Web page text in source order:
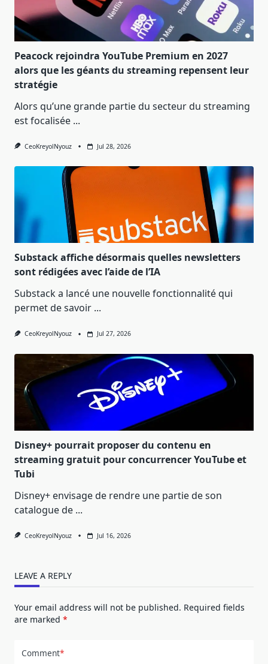
Peacock rejoindra YouTube Premium en 2027
alors que les géants du streaming repensent leur
stratégie
Alors qu’une grande partie du secteur du streaming
est focalisée ...
CeoKreyolNyouz Jul 28, 2026
Substack affiche désormais quelles newsletters
sont rédigées avec l’aide de l’IA
Substack a lancé une nouvelle fonctionnalité qui
permet de savoir ...
CeoKreyolNyouz Jul 27, 2026
Disney+ pourrait proposer du contenu en
streaming gratuit pour concurrencer YouTube et
Tubi
Disney+ envisage de rendre une partie de son
catalogue de ...
CeoKreyolNyouz Jul 16, 2026
LEAVE A REPLY
Your email address will not be published. Required fields
are marked *
Comment*